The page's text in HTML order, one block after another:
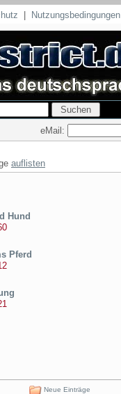
Nutzungsbedingungen
eMail:
auflisten
Hund
Pferd
Neue Einträge